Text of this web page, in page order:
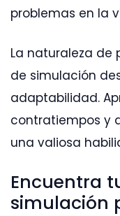
problemas en la
La naturaleza de
de simulación
adaptabilidad.
contratiempos y
una valiosa
Encuentra
simulación